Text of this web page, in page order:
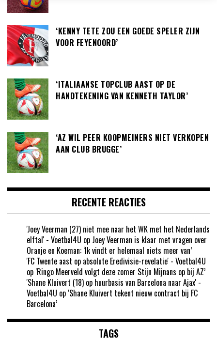
‘KENNY TETE ZOU EEN GOEDE SPELER ZIJN
VOOR FEYENOORD’
‘ITALIAANSE TOPCLUB AAST OP DE
HANDTEKENING VAN KENNETH TAYLOR’
‘AZ WIL PEER KOOPMEINERS NIET VERKOPEN
AAN CLUB BRUGGE’
RECENTE REACTIES
'Joey Veerman (27) niet mee naar het WK met het Nederlands
elftal' - Voetbal4U op Joey Veerman is klaar met vragen over
Oranje en Koeman: ‘Ik vindt er helemaal niets meer van’
'FC Twente aast op absolute Eredivisie-revelatie' - Voetbal4U
op ‘Ringo Meerveld volgt deze zomer Stijn Mijnans op bij AZ’
'Shane Kluivert (18) op huurbasis van Barcelona naar Ajax' -
Voetbal4U op ‘Shane Kluivert tekent nieuw contract bij FC
Barcelona’
TAGS